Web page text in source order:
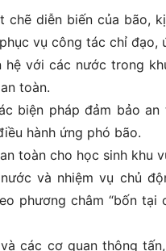
diễn biến của bão,
vụ công tác chỉ đạo,
với các nước trong
toàn.
biện pháp đảm bảo
hành ứng phó bão.
toàn cho học sinh khu
và nhiệm vụ chủ
phương châm “bốn tại
các cơ quan thông